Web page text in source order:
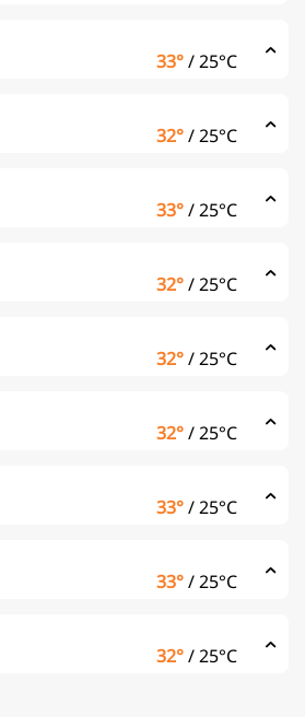
33°/25°C
32°/25°C
33°/25°C
32°/25°C
32°/25°C
32°/25°C
33°/25°C
33°/25°C
32°/25°C